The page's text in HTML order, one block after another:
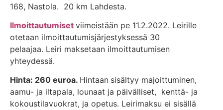
168, Nastola. 20 km Lahdesta.
Ilmoittautumiset viimeistään pe 11.2.2022. Leirille
otetaan ilmoittautumisjärjestyksessä 30
pelaajaa. Leiri maksetaan ilmoittautumisen
yhteydessä.
Hinta: 260 euroa. Hintaan sisältyy majoittuminen,
aamu- ja iltapala, lounaat ja päivälliset, kenttä- ja
kokoustilavuokrat, ja opetus. Leirimaksu ei sisällä